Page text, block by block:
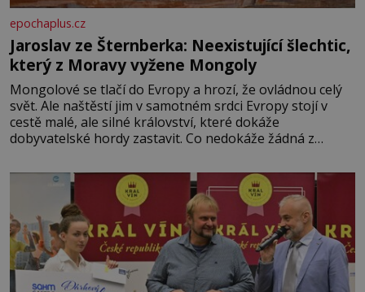
epochaplus.cz
Jaroslav ze Šternberka: Neexistující šlechtic,
který z Moravy vyžene Mongoly
Mongolové se tlačí do Evropy a hrozí, že ovládnou celý
svět. Ale naštěstí jim v samotném srdci Evropy stojí v
cestě malé, ale silné království, které dokáže
dobyvatelské hordy zastavit. Co nedokáže žádná z
král. Nebo že by ne? Mongolové od roku 1223 postupují
podél Kaspického a Azovského moře,